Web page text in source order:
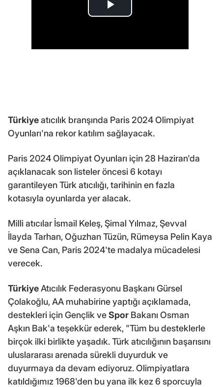
Türkiyeatıcılık branşında Paris 2024 Olimpiyat
Oyunları'na rekor katılım sağlayacak.
Paris 2024 Olimpiyat Oyunları için 28 Haziran'da
açıklanacak son listeler öncesi 6 kotayı
garantileyen Türk atıcılığı, tarihinin en fazla
kotasıyla oyunlarda yer alacak.
Milli atıcılar İsmail Keleş, Şimal Yılmaz, Şevval
İlayda Tarhan, Oğuzhan Tüzün, Rümeysa Pelin Kaya
ve Sena Can, Paris 2024'te madalya mücadelesi
verecek.
TürkiyeAtıcılık Federasyonu Başkanı Gürsel
Çolakoğlu, AA muhabirine yaptığı açıklamada,
destekleri için Gençlik veSpor Bakanı Osman
Aşkın Bak'a teşekkür ederek, "Tüm bu desteklerle
birçok ilki birlikte yaşadık. Türk atıcılığının başarısını
uluslararası arenada sürekli duyurduk ve
duyurmaya da devam ediyoruz. Olimpiyatlara
katıldığımız 1968'den bu yana ilk kez 6 sporcuyla